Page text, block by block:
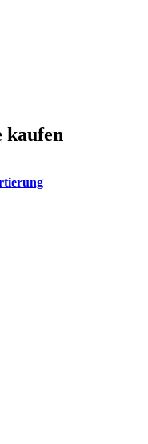
kaufen